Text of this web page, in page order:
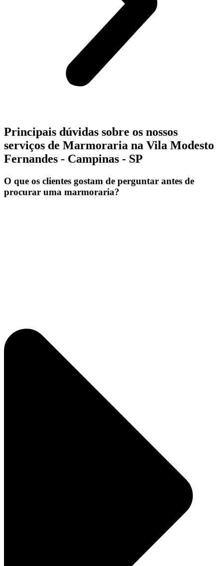
Principais dúvidas sobre os nossos
serviços de Marmoraria na Vila Modesto
Fernandes - Campinas - SP
O que os clientes gostam de perguntar antes de
procurar uma marmoraria?